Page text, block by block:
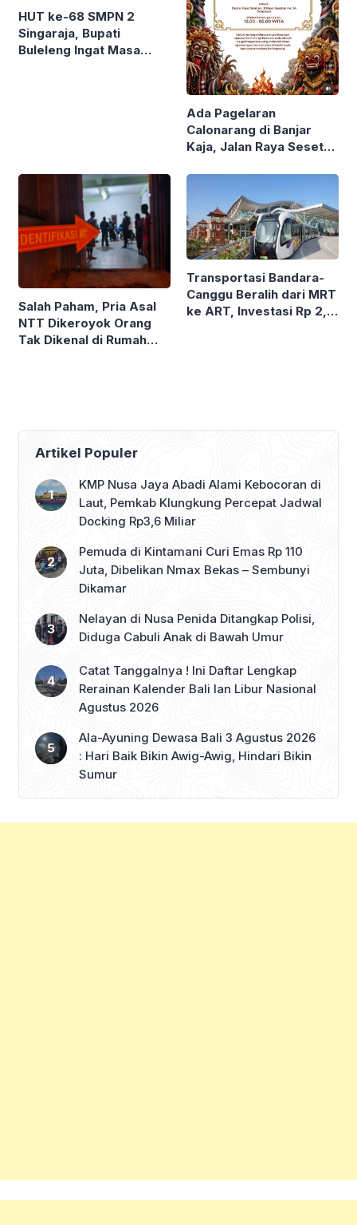
HUT ke-68 SMPN 2
Singaraja, Bupati
Buleleng Ingat Masa
Ada Pagelaran
Calonarang di Banjar
Kaja, Jalan Raya Sesetan
2026
Salah Paham, Pria Asal
NTT Dikeroyok Orang
Tak Dikenal di Rumah
Transportasi Bandara-
Canggu Beralih dari MRT
ke ART, Investasi Rp 2,2
Artikel Populer
KMP Nusa Jaya Abadi Alami Kebocoran di
Laut, Pemkab Klungkung Percepat Jadwal
Docking Rp3,6 Miliar
Pemuda di Kintamani Curi Emas Rp 110
Juta, Dibelikan Nmax Bekas – Sembunyi
Dikamar
Nelayan di Nusa Penida Ditangkap Polisi,
Diduga Cabuli Anak di Bawah Umur
Catat Tanggalnya ! Ini Daftar Lengkap
Rerainan Kalender Bali lan Libur Nasional
Agustus 2026
Ala-Ayuning Dewasa Bali 3 Agustus 2026
: Hari Baik Bikin Awig-Awig, Hindari Bikin
Sumur